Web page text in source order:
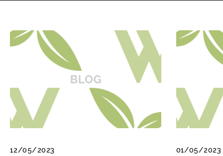
12/05/2023 01/05/2023